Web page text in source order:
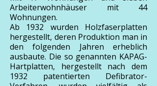
Arbeiterwohnhäuser mit 44
Wohnungen.
Ab 1932 wurden Holzfaserplatten
hergestellt, deren Produktion man in
den folgenden Jahren erheblich
ausbaute. Die so genannten KAPAG-
Hartplatten, hergestellt nach dem
1932 patentierten Defibrator-